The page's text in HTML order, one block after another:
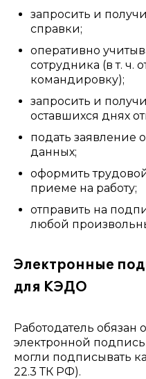
запросить и
справки;
оперативно
сотрудника (в т. ч.
командировку);
запросить и
оставшихся днях
подать заявление
данных;
оформить
приеме на работу;
отправить на
любой
Электронные
для КЭДО
Работодатель обязан
электронной
могли подписывать
22.3 ТК РФ).